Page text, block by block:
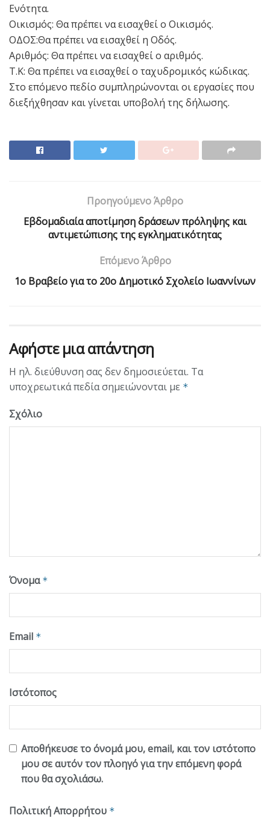
Ενότητα.
Οικισμός: Θα πρέπει να εισαχθεί ο Οικισμός.
ΟΔΟΣ:Θα πρέπει να εισαχθεί η Οδός.
Αριθμός: Θα πρέπει να εισαχθεί ο αριθμός.
Τ.Κ: Θα πρέπει να εισαχθεί ο ταχυδρομικός κώδικας.
Στο επόμενο πεδίο συμπληρώνονται οι εργασίες που
διεξήχθησαν και γίνεται υποβολή της δήλωσης.
Προηγούμενο Άρθρο
Εβδομαδιαία αποτίμηση δράσεων πρόληψης και
αντιμετώπισης της εγκληματικότητας
Επόμενο Άρθρο
1o Βραβείο για το 20ο Δημοτικό Σχολείο Ιωαννίνων
Αφήστε μια απάντηση
Η ηλ. διεύθυνση σας δεν δημοσιεύεται. Τα
υποχρεωτικά πεδία σημειώνονται με *
Σχόλιο
Όνομα *
Email *
Ιστότοπος
Αποθήκευσε το όνομά μου, email, και τον ιστότοπο
μου σε αυτόν τον πλοηγό για την επόμενη φορά
που θα σχολιάσω.
Πολιτική Απορρήτου *